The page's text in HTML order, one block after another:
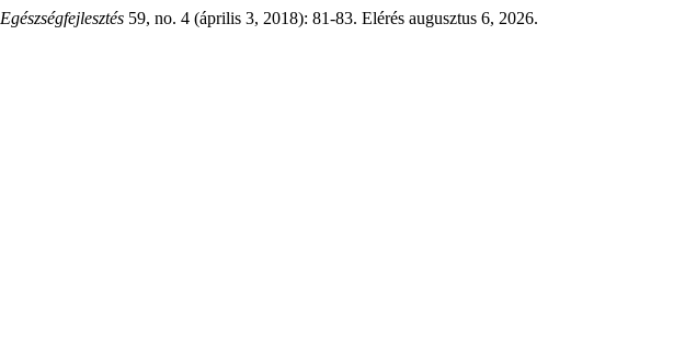
Egészségfejlesztés 59, no. 4 (április 3, 2018): 81-83. Elérés augusztus 6, 2026.